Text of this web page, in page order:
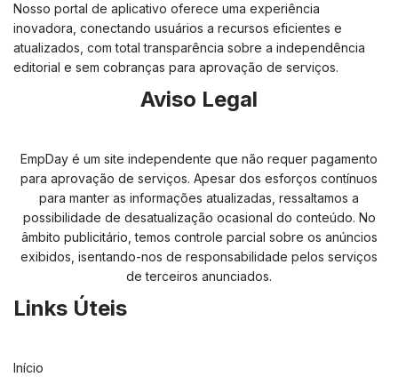
Nosso portal de aplicativo oferece uma experiência
inovadora, conectando usuários a recursos eficientes e
atualizados, com total transparência sobre a independência
editorial e sem cobranças para aprovação de serviços.
Aviso Legal
EmpDay é um site independente que não requer pagamento
para aprovação de serviços. Apesar dos esforços contínuos
para manter as informações atualizadas, ressaltamos a
possibilidade de desatualização ocasional do conteúdo. No
âmbito publicitário, temos controle parcial sobre os anúncios
exibidos, isentando-nos de responsabilidade pelos serviços
de terceiros anunciados.
Links Úteis
Início